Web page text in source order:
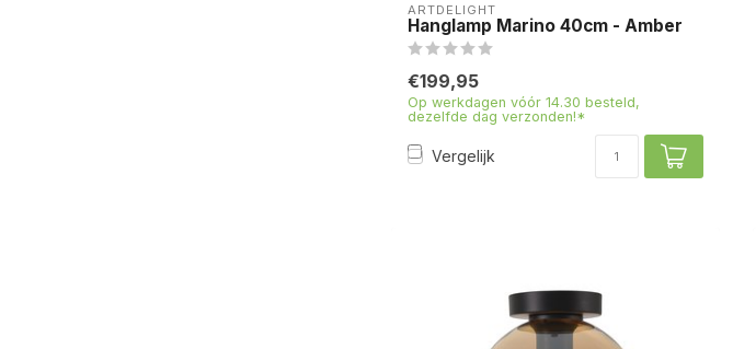
ARTDELIGHT
Hanglamp Marino 40cm - Amber
€199,95
Op werkdagen vóór 14.30 besteld,
dezelfde dag verzonden!*
Vergelijk